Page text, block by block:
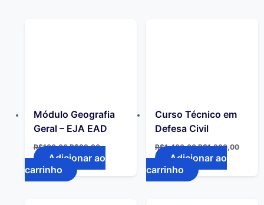
Módulo Geografia
Geral – EJA EAD
R$100,00 R$89,90
Adicionar ao
carrinho
Curso Técnico em
Defesa Civil
R$1.400,00 R$1.200,00
Adicionar ao
carrinho